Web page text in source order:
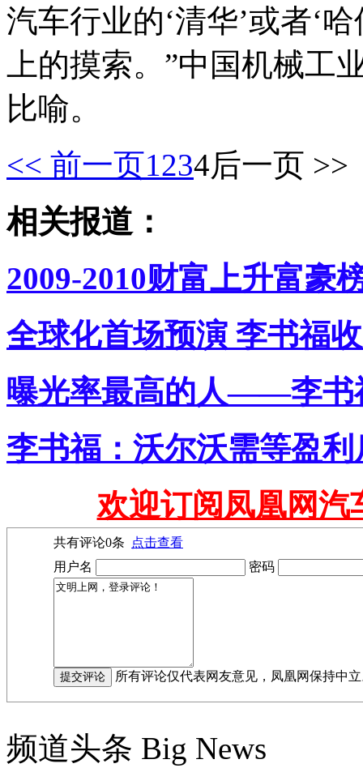
汽车行业的‘清华’或者‘
上的摸索。”中国机械工
比喻。
<< 前一页1234后一页 >>
相关报道：
2009-2010财富上升富豪
全球化首场预演 李书福
曝光率最高的人——李书
李书福：沃尔沃需等盈
欢迎订阅凤凰网汽
共有评论0条
点击查看
用户名
密码
所有评论仅代表网友意见，凤凰网保持中
频道头条 Big News